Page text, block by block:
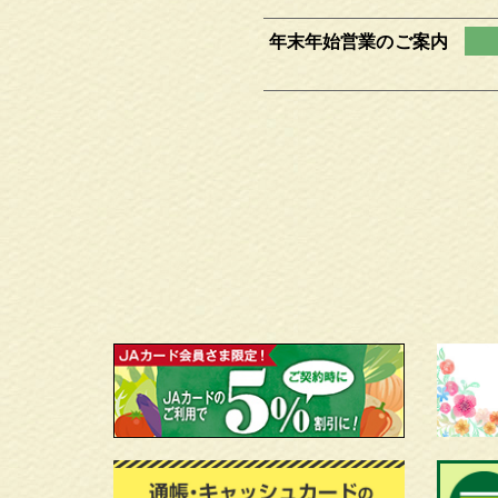
年末年始営業のご案内